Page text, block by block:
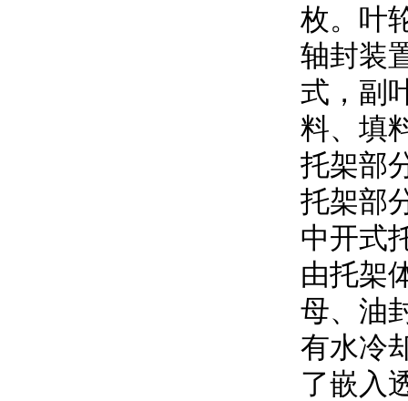
枚。
轴封装
式，
料、
托架
托架部
中开式
由托架体
母、
有水冷
了嵌入